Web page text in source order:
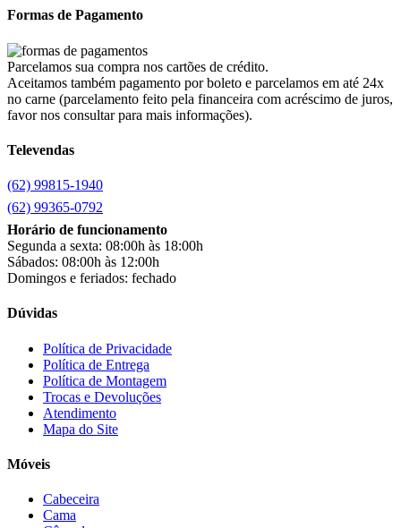
Britânia
Cairu(7)
Canaã Moveis (0)
Canaã Móveis(2)
Carioca Móveis(8)
Clarice
clock
Colibri
Colli(53)
Colormaq(43)
Companhia do Estofado
Cotherm(2)
D' Doro Móveis
Dako(23)
Demóbile(13)
Dômina
Doripel
Formas de Pagamento
Parcelamos sua compra nos cartões de crédito.
Aceitamos também pagamento por boleto e parcelamos em até 24x
no carne (parcelamento feito pela financeira com acréscimo de juros,
favor nos consultar para mais informações).
Televendas
(62) 99815-1940
(62) 99365-0792
Horário de funcionamento
Segunda a sexta: 08:00h às 18:00h
Sábados: 08:00h às 12:00h
Domingos e feriados: fechado
Dúvidas
Política de Privacidade
Política de Entrega
Política de Montagem
Trocas e Devoluções
Atendimento
Mapa do Site
Móveis
Cabeceira
Cama